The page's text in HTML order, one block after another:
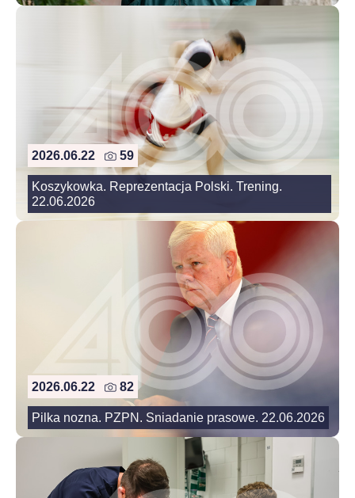
2026.06.22 59
Koszykowka. Reprezentacja Polski. Trening.
22.06.2026
2026.06.22 82
Pilka nozna. PZPN. Sniadanie prasowe. 22.06.2026